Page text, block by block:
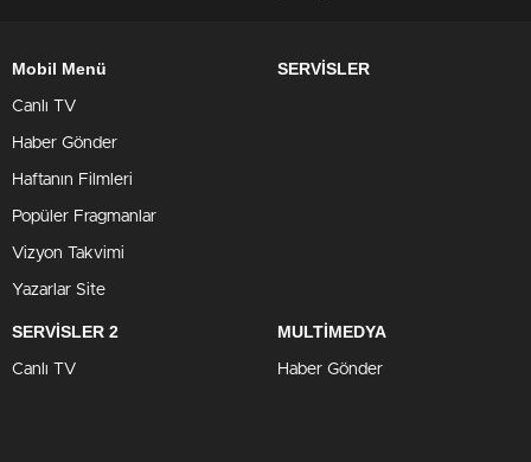
Mobil Menü
Canlı TV
Haber Gönder
Haftanın Filmleri
Popüler Fragmanlar
Vizyon Takvimi
Yazarlar Site
SERVİSLER
SERVİSLER 2
Canlı TV
MULTİMEDYA
Haber Gönder